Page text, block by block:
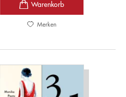
Merken